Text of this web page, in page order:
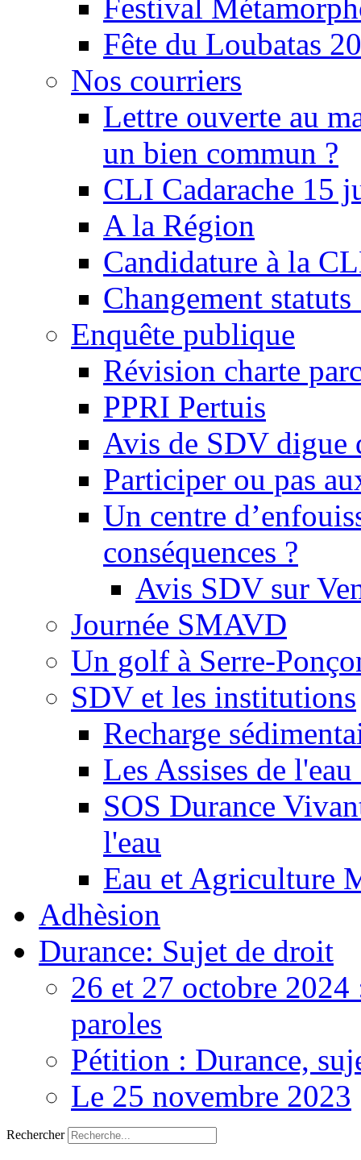
Festival
Fête du Loubatas
Nos courriers
Lettre ouverte au
un bien commun ?
CLI Cadarache 15
A la Région
Candidature à la
Changement
Enquête publique
Révision charte
PPRI Pertuis
Avis de SDV digue
Participer ou pas
Un centre
conséquences ?
Avis SDV sur
Journée SMAVD
Un golf à Serre-
SDV et les institutions
Recharge
Les Assises de
SOS Durance
l'eau
Eau et Agriculture
Adhèsion
Durance: Sujet de droit
26 et 27 octobre 2024
paroles
Pétition : Durance,
Le 25 novembre 2023
Rechercher